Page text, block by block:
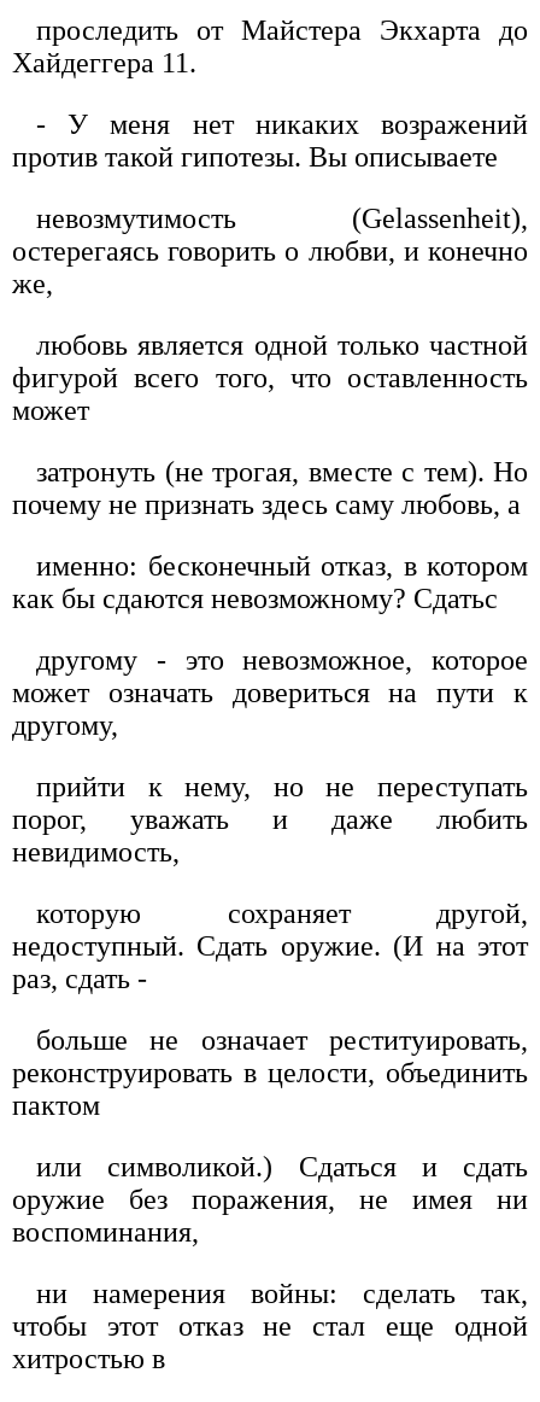
проследить от Майстера Экхарта до
Хайдеггера 11.
- У меня нет никаких возражений
против такой гипотезы. Вы описываете
невозмутимость (Gelassenheit),
остерегаясь говорить о любви, и конечно
же,
любовь является одной только частной
фигурой всего того, что оставленность
может
затронуть (не трогая, вместе с тем). Но
почему не признать здесь саму любовь, а
именно: бесконечный отказ, в котором
как бы сдаются невозможному? Сдатьс
другому - это невозможное, которое
может означать довериться на пути к
другому,
прийти к нему, но не переступать
порог, уважать и даже любить
невидимость,
которую сохраняет другой,
недоступный. Сдать оружие. (И на этот
раз, сдать -
больше не означает реституировать,
реконструировать в целости, объединить
пактом
или символикой.) Сдаться и сдать
оружие без поражения, не имея ни
воспоминания,
ни намерения войны: сделать так,
чтобы этот отказ не стал еще одной
хитростью в